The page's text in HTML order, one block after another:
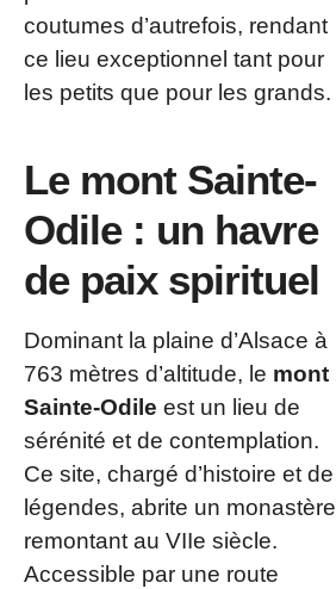
coutumes d’autrefois, rendant
ce lieu exceptionnel tant pour
les petits que pour les grands.
Le mont Sainte-
Odile : un havre
de paix spirituel
Dominant la plaine d’Alsace à
763 mètres d’altitude, le mont
Sainte-Odile est un lieu de
sérénité et de contemplation.
Ce site, chargé d’histoire et de
légendes, abrite un monastère
remontant au VIIe siècle.
Accessible par une route